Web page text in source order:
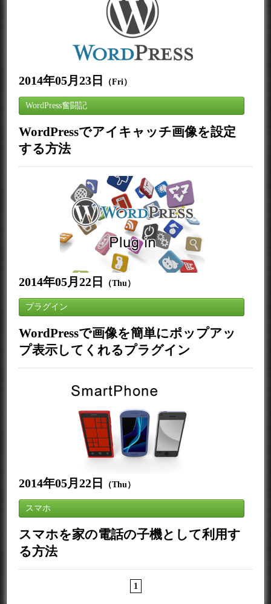
2014年05月23日 （Fri）
WordPress奮闘記
WordPressでアイキャッチ画像を設定
する方法
2014年05月22日 （Thu）
プラグイン
WordPressで画像を簡単にポップアッ
プ表示してくれるプラグイン
2014年05月22日 （Thu）
スマホ
スマホを家の電話の子機として利用す
る方法
1